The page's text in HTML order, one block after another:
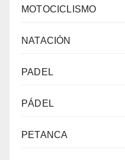
MOTOCICLISMO
NATACIÓN
PADEL
PÁDEL
PETANCA